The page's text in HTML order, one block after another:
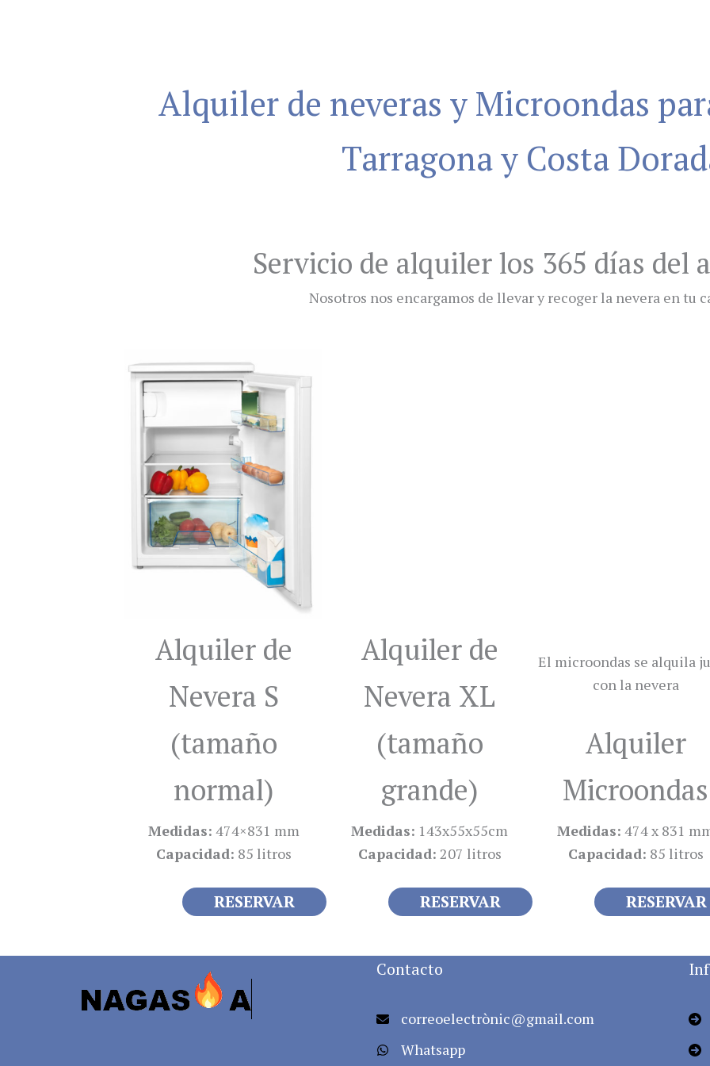
Alquiler de neveras y Microondas
Tarragona y Costa
Servicio de alquiler los 365 días del
Nosotros nos encargamos de llevar y recoger la nevera en tu
Alquiler de
Nevera S
(tamaño
normal)
Medidas: 474×831 mm
Capacidad: 85 litros
RESERVAR
Alquiler de
Nevera XL
(tamaño
grande)
Medidas: 143x55x55cm
Capacidad: 207 litros
RESERVAR
El microondas se alquila
con la nevera
Alquiler
Microondas
Medidas: 474 x 831
Capacidad: 85 litros
RESERVAR
Contacto
correoelectrònic@gmail.com
Whatsapp